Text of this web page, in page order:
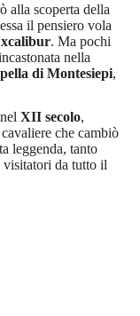
alla scoperta della
il pensiero vola
. Ma pochi
nella
di Montesiepi,
XII secolo,
che cambiò
leggenda, tanto
visitatori da tutto il